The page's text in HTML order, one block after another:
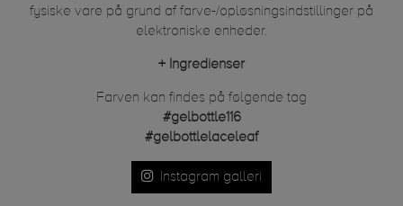
fysiske vare på grund af farve-/opløsningsindstillinger på
elektroniske enheder.
+ Ingredienser
Farven kan findes på følgende tag
#gelbottle116
#gelbottlelaceleaf
Instagram galleri